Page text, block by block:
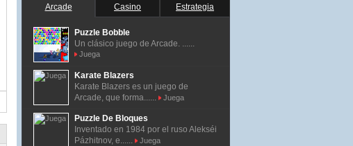
Arcade Casino Estrategia
Puzzle Bobble
Un clásico juego de Arcade. ......
Juega
Karate Blazers
Karate Blazers es un juego de
Arcade, que forma......
Juega
Puzzle De Bloques
Inventado en 1984 por el ruso Alekséi
Pázhitnov, e......
Juega